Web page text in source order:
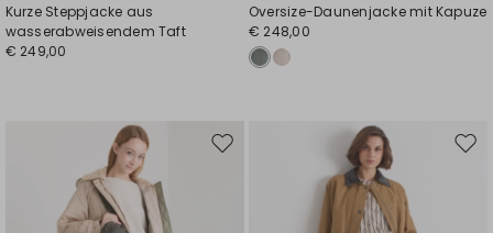
Kurze Steppjacke aus
wasserabweisendem Taft
€ 249,00
Oversize-Daunenjacke mit Kapuze
€ 248,00
Auf
Auf